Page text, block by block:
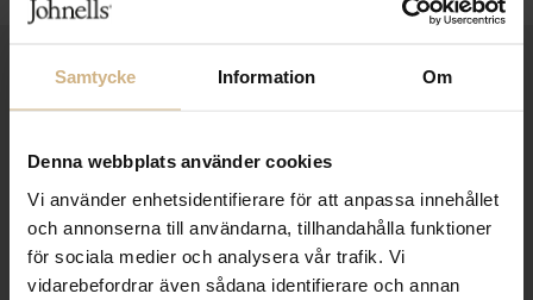
Samtycke Information Om
Denna webbplats använder cookies
Vi använder enhetsidentifierare för att anpassa innehållet
och annonserna till användarna, tillhandahålla funktioner
för sociala medier och analysera vår trafik. Vi
vidarebefordrar även sådana identifierare och annan
1-3 VARDAGARS LEVERANS
SAMLA BONUS I KUNDKLUBBEN
Håll dig uppdaterad